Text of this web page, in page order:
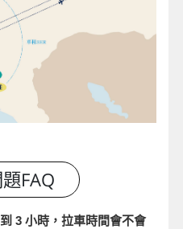
到 3 小時，拉車時間會不會